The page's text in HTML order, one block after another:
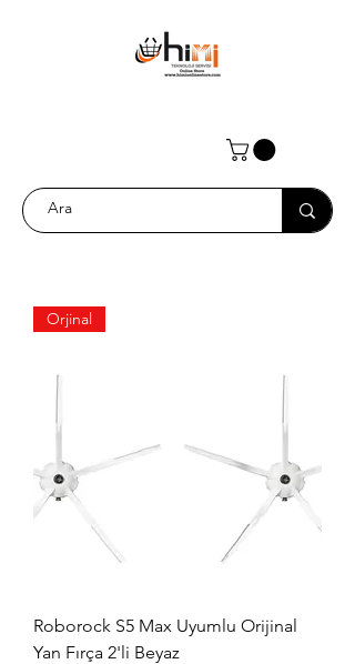
Orjinal
Roborock S5 Max Uyumlu Orijinal
Yan Fırça 2'li Beyaz